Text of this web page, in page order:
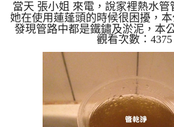
當天 張小姐 來電，說家裡熱水管
她在使用蓮蓬頭的時候很困擾，本
發現管路中都是鐵鏽及淤泥，本
機 並開始作業，清洗過的水管流
當可怕。 水龍頭一開流出淡淡黃
成咖啡色黑色，還發出刺鼻味，
流出來，慢慢水的顏色越來越透
少，終於變成乾淨的清水。高周
離，直到水排到透明為止， 客戶
的水怎麼會是這顏色，當下就傻
管清洗, ...
觀看次數：4375